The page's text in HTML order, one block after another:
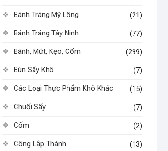
Bánh Tráng Mỹ Lồng (21)
Bánh Tráng Tây Ninh (77)
Bánh, Mứt, Kẹo, Cốm (299)
Bún Sấy Khô (7)
Các Loại Thực Phẩm Khô Khác (15)
Chuối Sấy (7)
Cốm (2)
Công Lập Thành (13)